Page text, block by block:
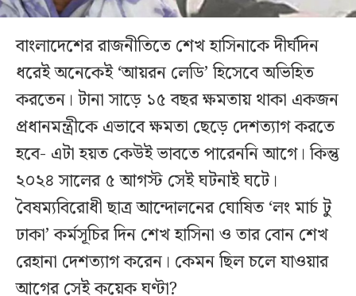
বাংলাদেশের রাজনীতিতে শেখ হাসিনাকে দীর্ঘদিন
ধরেই অনেকেই ‘আয়রন লেডি’ হিসেবে অভিহিত
করতেন। টানা সাড়ে ১৫ বছর ক্ষমতায় থাকা একজন
প্রধানমন্ত্রীকে এভাবে ক্ষমতা ছেড়ে দেশত্যাগ করতে
হবে- এটা হয়ত কেউই ভাবতে পারেননি আগে। কিন্তু
২০২৪ সালের ৫ আগস্ট সেই ঘটনাই ঘটে।
বৈষম্যবিরোধী ছাত্র আন্দোলনের ঘোষিত ‘লং মার্চ টু
ঢাকা’ কর্মসূচির দিন শেখ হাসিনা ও তার বোন শেখ
রেহানা দেশত্যাগ করেন। কেমন ছিল চলে যাওয়ার
আগের সেই কয়েক ঘণ্টা?